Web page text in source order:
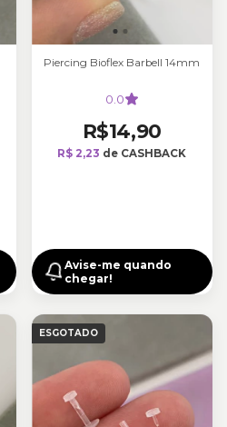
Piercing Bioflex Barbell 14mm
0.0
R$14,90
R$ 2,23 de CASHBACK
Avise-me quando
chegar!
ESGOTADO